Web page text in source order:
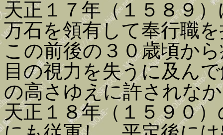
天正１７年（１５８９
万石を領有して奉行職
この前後の３０歳頃か
目の視力を失うに及ん
の高さゆえに許されな
天正１８年（１５９０）